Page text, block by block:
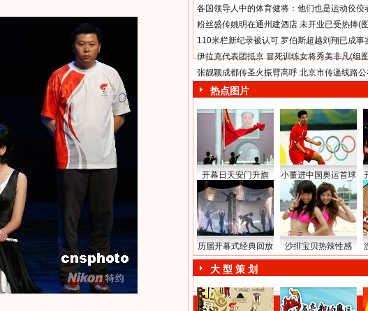
各国领导人中的体育健将：他们也是运动佼佼
粉丝盛传姚明在通州建酒店 未开业已受热捧(
110米栏新纪录被认可 罗伯斯超越刘翔已成事
伊拉克代表团抵京 冒死训练女将秀美非凡(组
张靓颖成都传圣火振臂高呼 北京市传递线路
热点图片
开幕日天安门升旗 小董进中国奥运首球
历届开幕式经典回放 沙排宝贝热辣性感
大 型 策 划